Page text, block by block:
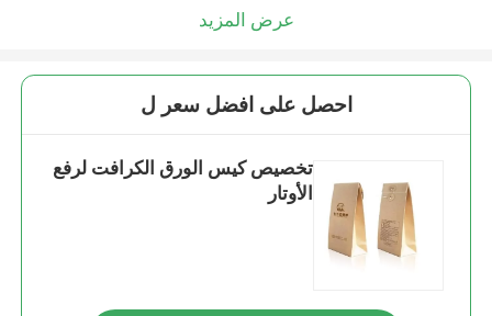
عرض المزيد
احصل على افضل سعر ل
تخصيص كيس الورق الكرافت لرفع
الأوتار